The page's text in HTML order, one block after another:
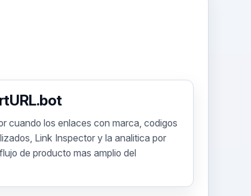
cuando los enlaces con marca, codigos
Link Inspector y la analitica por
de producto mas amplio del